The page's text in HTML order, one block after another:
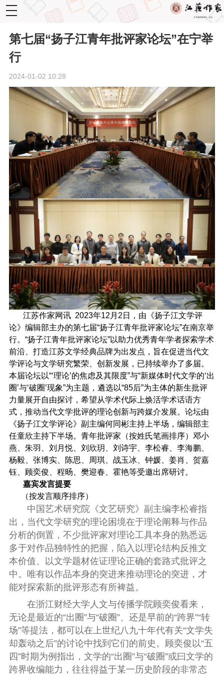
toggle
navigation
第七届“扬子江青年批评家论坛”在宁举
行
2024-01-02 10:28
江苏作家网讯 2023年12月2日，由《扬子江文学评
论》编辑部主办的第七届“扬子江青年批评家论坛”在南京举
行。“扬子江青年批评家论坛”以助力优秀青年学者探索学术
前沿、打造江苏文学经典品牌为出发点，旨在促进当代文
学评论与文学研究繁荣、创新发展，已持续举办了多届。
本届论坛以“‘理论’的焦虑及其限度”与“新媒体时代文学的‘出
圈’与‘破圈’现象”为主题，遴选以“85后”为主体的新生批评
力量展开自由探讨，希望从学术代际上焕活学术话语方
式，推动当代文学批评的理论创新与跨媒介发展。论坛由
《扬子江文学评论》副主编何同彬主持上半场，编辑部主
任童欣主持下半场。青年批评家（按姓氏笔画排序）邓小
燕、朱羽、刘月悦、刘欣玥、刘诗宇、李松睿、李海鹏、
杨毅、张博实、陈思、周琪、战玉冰、钟媛、姜肖、贺嘉
钰、顾奕俊、程旸、樊迎春、霍艳等受邀出席研讨。
嘉宾发言提要
（按发言顺序排序）
中国艺术研究院《文艺研究》副主编李松睿指
出，当代文学研究的理论困境在于理论阐释与作品
分析的倒置，不少批评家对理论工具本身的熟悉远
多于对作品独特性的把握，陷入以理论结构反推文
本价值、以文学题材佐证理论正确的套路式批评之
中。唯有以作品本身的突进来推动理论的突进，才
能对探索新的批评形态有所裨益。
在浙江财经大学人文与传播学院顾奕俊看来，
无论是最近的“出圈”与“破圈”、还是早前的“跨界”“转
场”等提法，都可以在上世纪八九十年代有关“文学失
却轰动之后”的讨论中找到它们的前史。顾奕俊以“五
四”时期为例指出，文学的“出圈”与“破圈”或曰文学的
跨界收编能力，往往得益于某一历史阶段的非常态